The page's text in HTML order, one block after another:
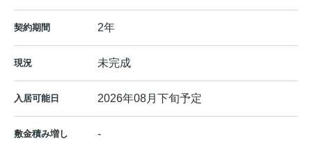
契約期間 2年
現況 未完成
入居可能日 2026年08月下旬予定
敷金積み増し -